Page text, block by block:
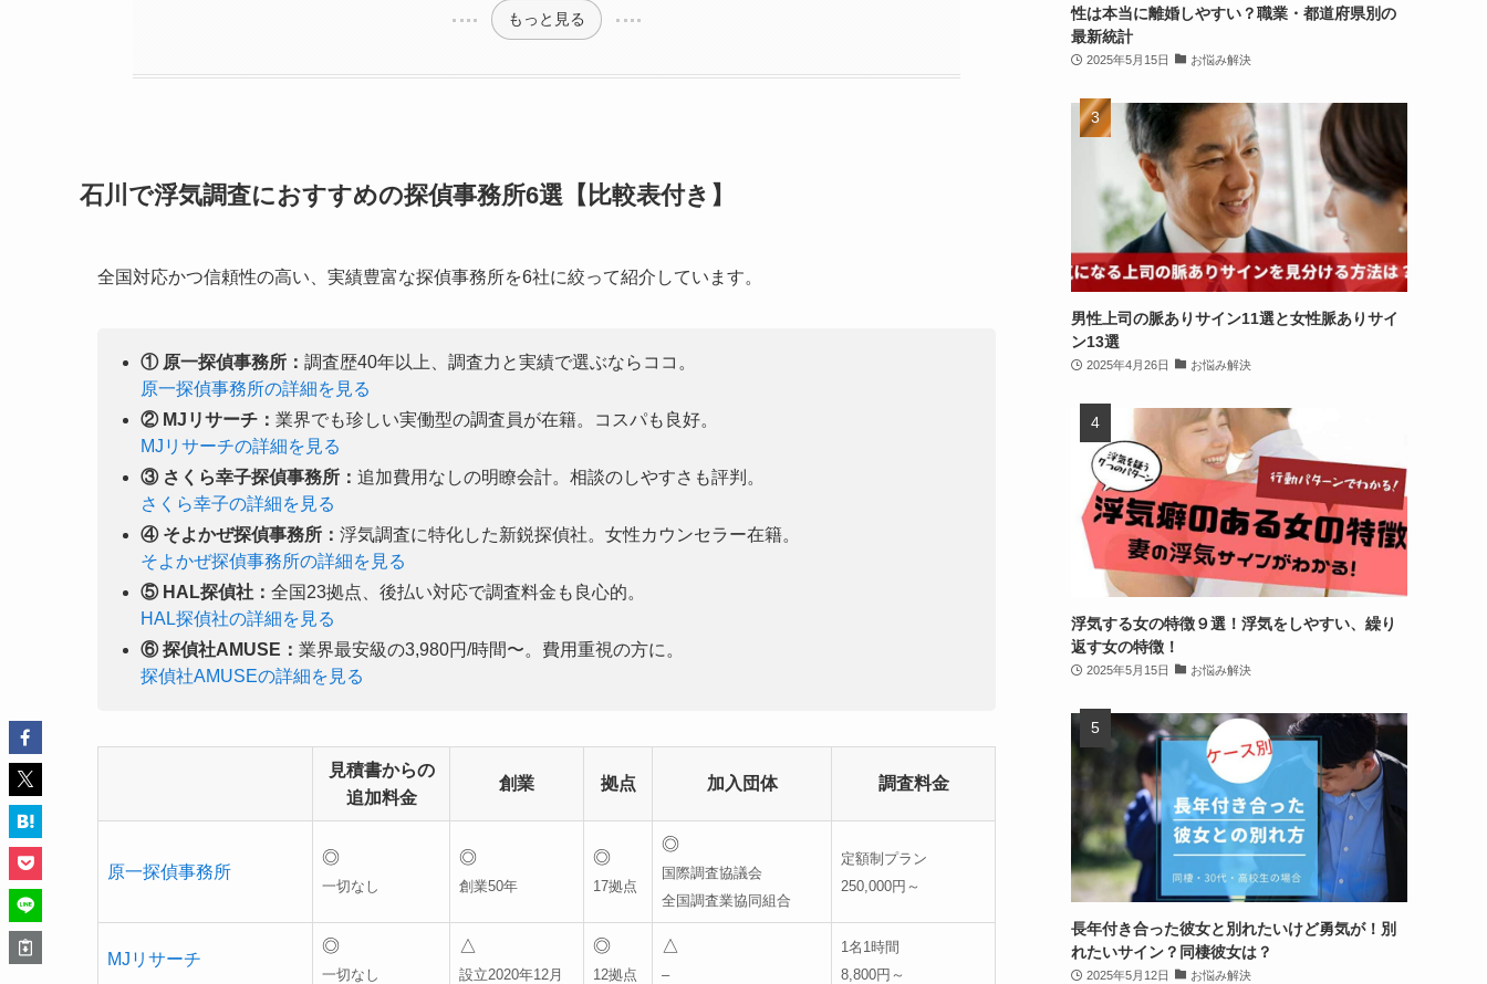
もっと見る
石川で浮気調査におすすめの探偵事務所6選【比較表付き】
全国対応かつ信頼性の高い、実績豊富な探偵事務所を6社に絞って紹介しています。
① 原一探偵事務所： 調査歴40年以上、調査力と実績で選ぶならココ。
原一探偵事務所の詳細を見る
② MJリサーチ： 業界でも珍しい実働型の調査員が在籍。コスパも良好。
MJリサーチの詳細を見る
③ さくら幸子探偵事務所： 追加費用なしの明瞭会計。相談のしやすさも評判。
さくら幸子の詳細を見る
④ そよかぜ探偵事務所： 浮気調査に特化した新鋭探偵社。女性カウンセラー在籍。
そよかぜ探偵事務所の詳細を見る
⑤ HAL探偵社： 全国23拠点、後払い対応で調査料金も良心的。
HAL探偵社の詳細を見る
⑥ 探偵社AMUSE： 業界最安級の3,980円/時間〜。費用重視の方に。
探偵社AMUSEの詳細を見る
見積書からの
追加料金
創業 拠点 加入団体 調査料金
原一探偵事務所
◎
一切なし
◎
創業50年
◎
17拠点
◎
国際調査協議会
全国調査業協同組合
定額制プラン
250,000円～
MJリサーチ
◎
一切なし
△
設立2020年12月
◎
12拠点
△
–
1名1時間
8,800円～
性は本当に離婚しやすい？職業・都道府県別の
最新統計
2025年5月15日 お悩み解決
男性上司の脈ありサイン11選と女性脈ありサイ
ン13選
2025年4月26日 お悩み解決
浮気する女の特徴９選！浮気をしやすい、繰り
返す女の特徴！
2025年5月15日 お悩み解決
長年付き合った彼女と別れたいけど勇気が！別
れたいサイン？同棲彼女は？
2025年5月12日 お悩み解決